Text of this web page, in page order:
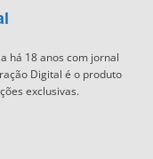
há 18 anos com jornal
Digital é o produto
exclusivas.